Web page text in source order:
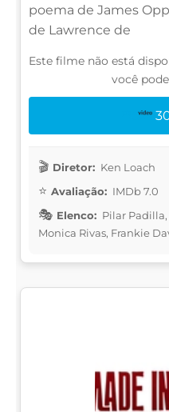
poema de James
de Lawrence de
Este filme não está
você
Diretor: Ken Loach
Avaliação: IMDb 7.0
Elenco: Pilar
Monica Rivas, Frankie